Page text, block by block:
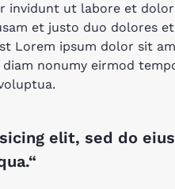
invidunt ut labore et
et justo duo dolores
Lorem ipsum dolor sit
nonumy eirmod
elit, sed do